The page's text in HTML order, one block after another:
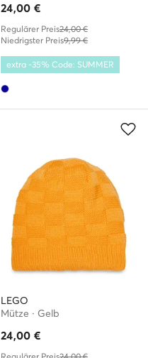
24,00 €
Regulärer Preis24,00 €
Niedrigster Preis9,99 €
extra -35% Code: SUMMER
LEGO
Mütze · Gelb
24,00 €